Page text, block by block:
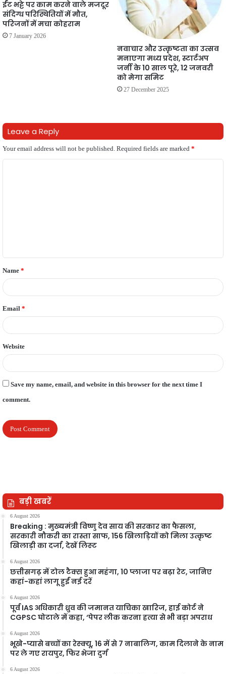
ईंट भट्टे पर काम करने वाले मजदूर
संदिग्ध परिस्थितियों में मौत,
परिजनों में मचा कोहराम
7 January 2026
नवाचार और उत्कृष्टता का उत्सव
मनाएगा मध्य प्रदेश, स्टार्टअप
जर्नी के 10 साल पूरे, 12 जनवरी
को मेगा समिट
27 December 2025
Leave a Reply
Your email address will not be published. Required fields are marked *
t
*
Name *
Email *
Website
Save my name, email, and website in this browser for the next time I
comment.
बड़ी खबरें
6 August 2026
Breaking : मुख्यमंत्री विष्णु देव साय की सरकार का फैसला,
सरकारी नौकरी का रास्ता साफ, 156 खिलाड़ियों को मिला उत्कृष्ट
खिलाड़ी का दर्जा, देखें लिस्‍ट
6 August 2026
छत्तीसगढ़ में टोल टैक्स हुआ महंगा, 10 प्लाजा पर बढ़ा रेट, जानिए
कहां-कहां लागू हुईं नई दरें
6 August 2026
पूर्व IAS अधिकारी ध्रुव की जमानत याचिका खारिज, हाई कोर्ट ने
CGPSC घोटाले में कहा, ‘पेपर लीक करना हत्या से भी बड़ा अपराध
6 August 2026
भूखे-प्यासे बच्चों का रेस्क्यू, 16 में से 7 नाबालिग, काम दिलाने के नाम
पर ले गए रायपुर, फिर भेजा दुर्ग
6 August 2026